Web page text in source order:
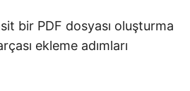
bir PDF dosyası oluşturma
ekleme adımları